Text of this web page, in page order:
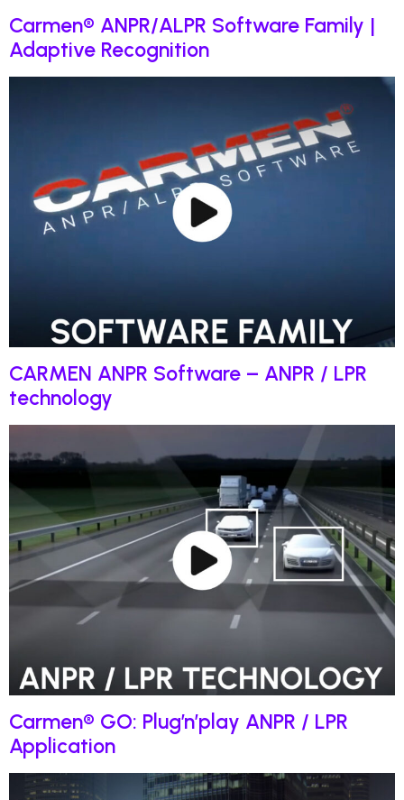
Carmen® ANPR/ALPR Software Family |
Adaptive Recognition
CARMEN ANPR Software – ANPR / LPR
technology
Carmen® GO: Plug’n’play ANPR / LPR
Application